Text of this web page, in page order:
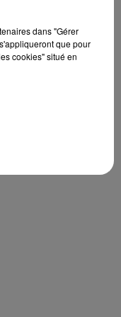
dans "Gérer
que pour
cookies" situé en